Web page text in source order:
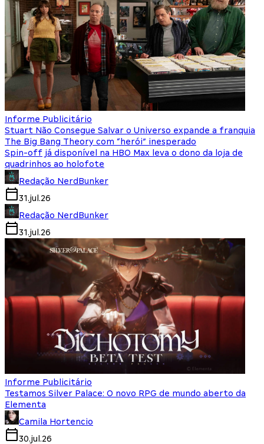
Informe Publicitário
Stuart Não Consegue Salvar o Universo expande a franquia
The Big Bang Theory com “herói” inesperado
Spin-off já disponível na HBO Max leva o dono da loja de
quadrinhos ao holofote
Redação NerdBunker
31.jul.26
Redação NerdBunker
31.jul.26
Informe Publicitário
Testamos Silver Palace: O novo RPG de mundo aberto da
Elementa
Camila Hortencio
30.jul.26